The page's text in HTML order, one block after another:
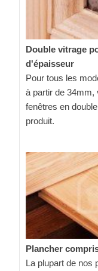
Double vitrage
d'épaisseur
Pour tous les
à partir de 34mm,
fenêtres en
produit.
Plancher
La plupart de nos